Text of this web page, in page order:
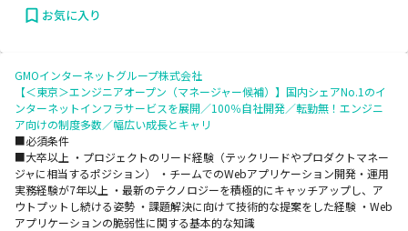
お気に入り
GMOインターネットグループ株式会社
【＜東京＞エンジニアオープン（マネージャー候補）】国内シェアNo.1のイ
ンターネットインフラサービスを展開／100％自社開発／転勤無！エンジニ
ア向けの制度多数／幅広い成長とキャリ
■必須条件
■大卒以上 ・プロジェクトのリード経験（テックリードやプロダクトマネー
ジャに相当するポジション） ・チームでのWebアプリケーション開発・運用
実務経験が7年以上 ・最新のテクノロジーを積極的にキャッチアップし、ア
ウトプットし続ける姿勢 ・課題解決に向けて技術的な提案をした経験 ・Web
アプリケーションの脆弱性に関する基本的な知識